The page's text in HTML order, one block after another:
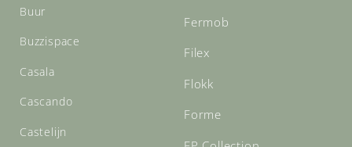
Buur
Buzzispace
Casala
Cascando
Castelijn
Fermob
Filex
Flokk
Forme